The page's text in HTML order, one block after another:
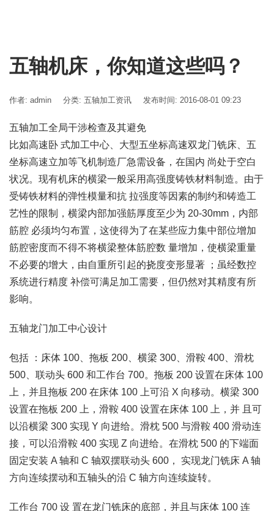
五轴机床，你知道这些吗？
作者: admin 分类: 五轴加工资讯 发布时间: 2016-08-01 09:23
五轴加工全局干涉检查及其避免
比如高速卧 式加工中心、大型五坐标高速双龙门铣床、五
坐标高速立加等飞机制造厂急需设备，在国内 尚处于空白
状况。现有机床的横梁一般采用高强度铸铁材料制造。由于
受铸铁材料的弹性模量和抗 拉强度等因素的制约和铸造工
艺性的限制，横梁内部加强筋厚度至少为 20-30mm，内部
筋腔 必须均匀布置，这使得为了在某些应力集中部位增加
筋腔密度而不得不将横梁整体筋腔数 量增加，使横梁重量
不必要的增大，由自重所引起的挠度变形显著 ；虽经数控
系统进行精度 补偿可满足加工需要，但仍然对其精度有所
影响。
五轴龙门加工中心设计
包括 ：床体 100、拖板 200、横梁 300、滑鞍 400、滑枕
500、联动头 600 和工作台 700。拖板 200 设置在床体 100
上，并且拖板 200 在床体 100 上可沿 X 向移动。横梁 300
设置在拖板 200 上，滑鞍 400 设置在床体 100 上，并 且可
以沿横梁 300 实现 Y 向进给。滑枕 500 与滑鞍 400 滑动连
接，可以沿滑鞍 400 实现 Z 向进给。在滑枕 500 的下端面
固定安装 A 轴和 C 轴双摆联动头 600， 实现龙门铣床 A 轴
方向连续摆动和五轴头的沿 C 轴方向连续旋转。
工作台 700 设 置在龙门铣床的底部，并且与床体 100 连